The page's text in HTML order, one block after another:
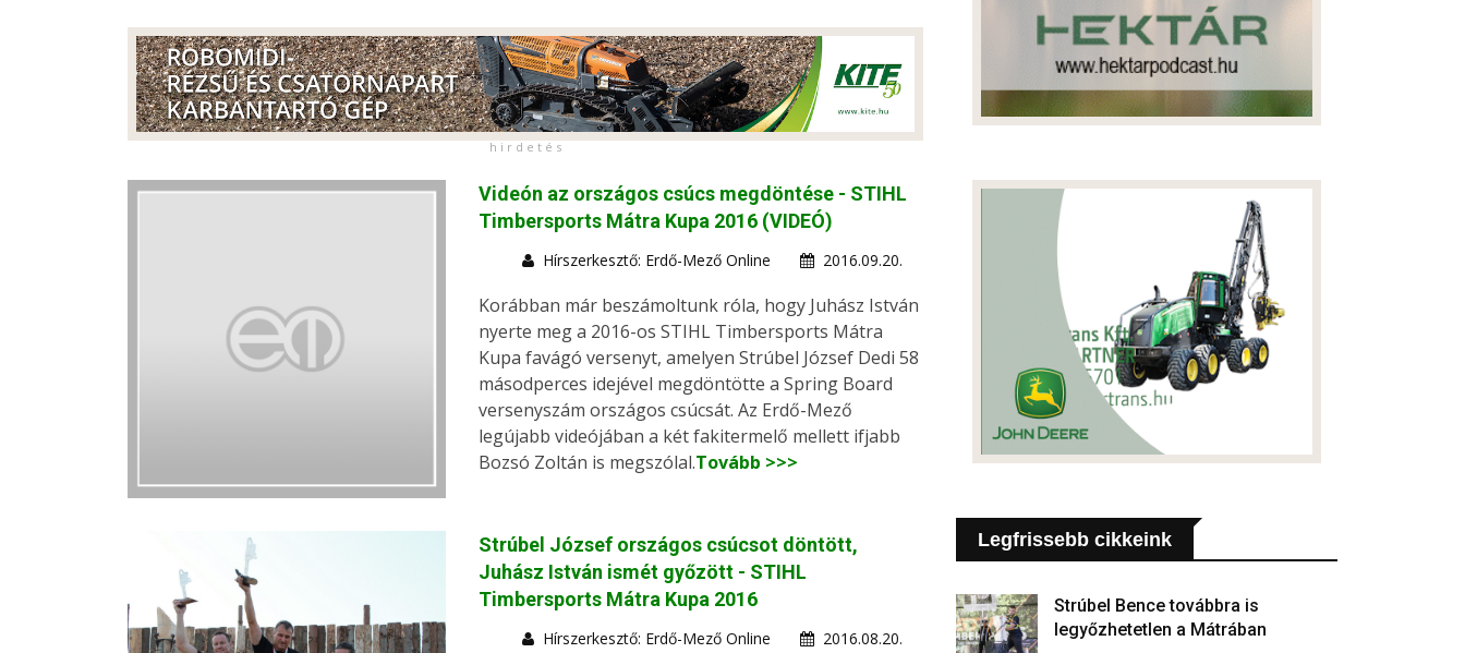
h i r d e t é s
Videón az országos csúcs megdöntése - STIHL
Timbersports Mátra Kupa 2016 (VIDEÓ)
Hírszerkesztő: Erdő-Mező Online 2016.09.20.
Korábban már beszámoltunk róla, hogy Juhász István
nyerte meg a 2016-os STIHL Timbersports Mátra
Kupa favágó versenyt, amelyen Strúbel József Dedi 58
másodperces idejével megdöntötte a Spring Board
versenyszám országos csúcsát. Az Erdő-Mező
legújabb videójában a két fakitermelő mellett ifjabb
Bozsó Zoltán is megszólal.Tovább >>>
Strúbel József országos csúcsot döntött,
Juhász István ismét győzött - STIHL
Timbersports Mátra Kupa 2016
Hírszerkesztő: Erdő-Mező Online 2016.08.20.
Legfrissebb cikkeink
Strúbel Bence továbbra is
legyőzhetetlen a Mátrában